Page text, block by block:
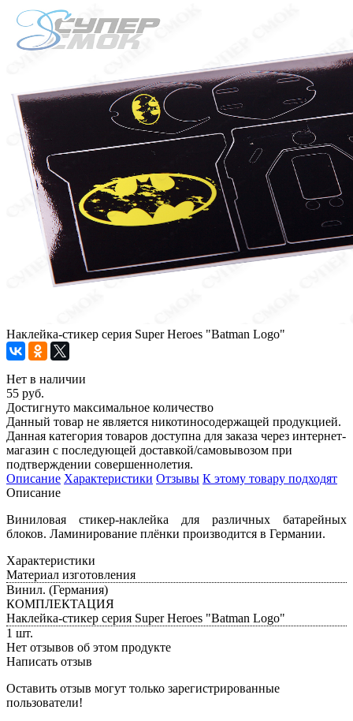
Наклейка-стикер серия Super Heroes "Batman Logo"
Нет в наличии
55 руб.
Достигнуто максимальное количество
Данный товар не является никотиносодержащей продукцией.
Данная категория товаров доступна для заказа через интернет-
магазин с последующей доставкой/самовывозом при
подтверждении совершеннолетия.
Описание Характеристики Отзывы К этому товару подходят
Описание
Виниловая стикер-наклейка для различных батарейных
блоков. Ламинирование плёнки производится в Германии.
Характеристики
Материал изготовления
Винил. (Германия)
КОМПЛЕКТАЦИЯ
Наклейка-стикер серия Super Heroes "Batman Logo"
1 шт.
Нет отзывов об этом продукте
Написать отзыв
Оставить отзыв могут только зарегистрированные
пользователи!